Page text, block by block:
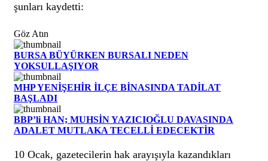
şunları kaydetti:
Göz Atın
BURSA BÜYÜRKEN BURSALI NEDEN
YOKSULLAŞIYOR
MHP YENİŞEHİR İLÇE BİNASINDA TADİLAT
BAŞLADI
BBP’li HAN; MUHSİN YAZICIOĞLU DAVASINDA
ADALET MUTLAKA TECELLİ EDECEKTİR
10 Ocak, gazetecilerin hak arayışıyla kazandıkları